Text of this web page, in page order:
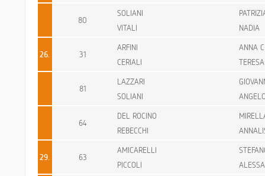
80
SOLIANI
VITALI
NADIA
26. 31
ARFINI
ANNA
CERIALI
TERESA
81
LAZZARI
SOLIANI
64
DEL ROCINO
REBECCHI
29. 63
AMICARELLI
PICCOLI